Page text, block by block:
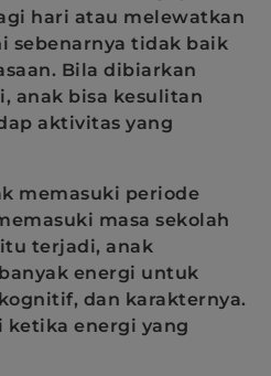
hari atau melewatkan
sebenarnya tidak baik
Bila dibiarkan
anak bisa kesulitan
aktivitas yang
memasuki periode
masa sekolah
itu terjadi, anak
energi untuk
dan karakternya.
ketika energi yang